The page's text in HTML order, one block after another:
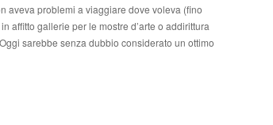
aveva problemi a viaggiare dove voleva (fino
affitto gallerie per le mostre d’arte o addirittura
sarebbe senza dubbio considerato un ottimo